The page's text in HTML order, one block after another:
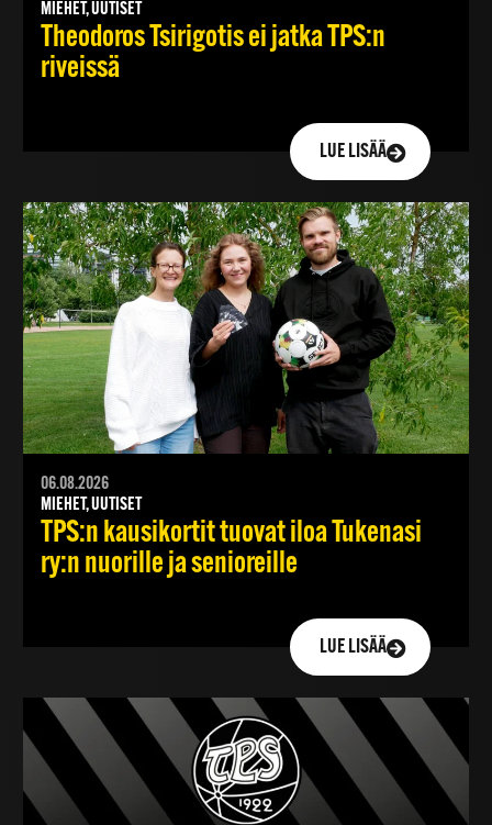
MIEHET, UUTISET
Theodoros Tsirigotis ei jatka TPS:n
riveissä
LUE LISÄÄ
06.08.2026
MIEHET, UUTISET
TPS:n kausikortit tuovat iloa Tukenasi
ry:n nuorille ja senioreille
LUE LISÄÄ